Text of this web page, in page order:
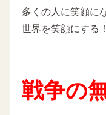
多くの人に笑顔に
世界を笑顔にする
戦争の